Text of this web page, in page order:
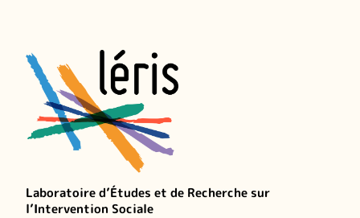
Laboratoire d’Études et de Recherche sur
l’Intervention Sociale